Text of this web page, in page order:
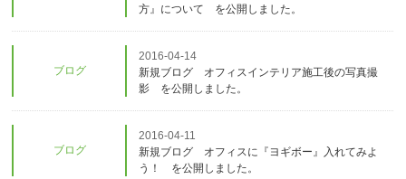
方』について を公開しました。
ブログ
2016-04-14
新規ブログ オフィスインテリア施工後の写真撮
影 を公開しました。
ブログ
2016-04-11
新規ブログ オフィスに『ヨギボー』入れてみよ
う！ を公開しました。